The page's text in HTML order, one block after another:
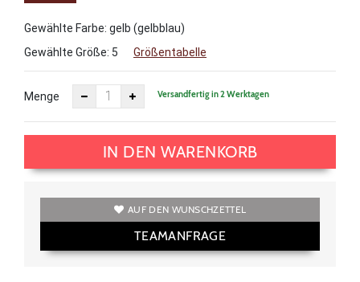
Gewählte Farbe: gelb (gelbblau)
Gewählte Größe: 5 Größentabelle
Menge Versandfertig in 2 Werktagen
IN DEN WARENKORB
AUF DEN WUNSCHZETTEL
TEAMANFRAGE